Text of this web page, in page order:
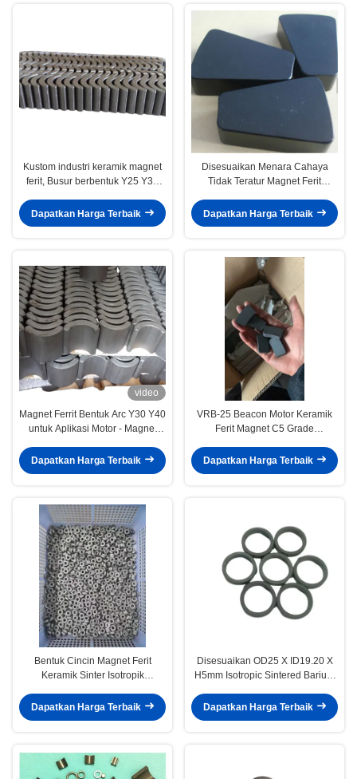
Kustom industri keramik magnet
ferit, Busur berbentuk Y25 Y30
Dapatkan Harga Terbaik
Disesuaikan Menara Cahaya
Tidak Teratur Magnet Ferit
Serbaguna Y30 Y30BH Y33 Y35
Dapatkan Harga Terbaik
video
Magnet Ferrit Bentuk Arc Y30 Y40
untuk Aplikasi Motor - Magnet
Dapatkan Harga Terbaik
VRB-25 Beacon Motor Keramik
Ferit Magnet C5 Grade
Dapatkan Harga Terbaik
Bentuk Cincin Magnet Ferit
Keramik Sinter Isotropik
Dapatkan Harga Terbaik
Disesuaikan OD25 X ID19.20 X
H5mm Isotropic Sintered Barium
Dapatkan Harga Terbaik